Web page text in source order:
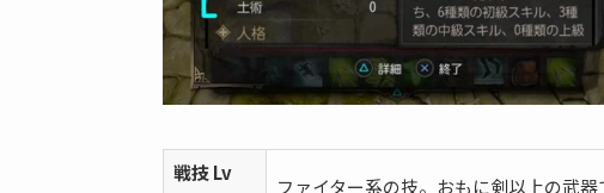
戦技 Lv
ファイター系の技。おもに剣以上の武器